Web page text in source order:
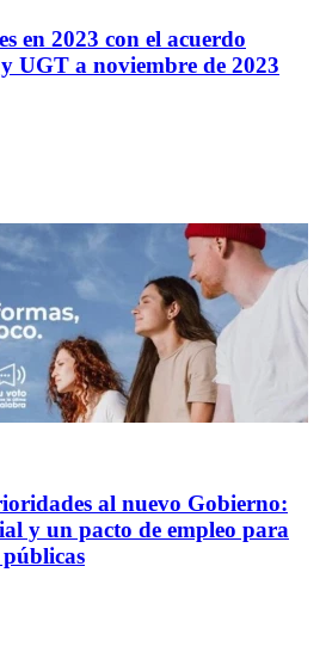
en 2023 con el acuerdo
UGT a noviembre de 2023
al nuevo Gobierno:
y un pacto de empleo para